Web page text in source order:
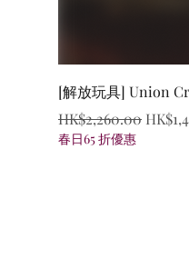
[解放玩具] Union
一般價格
HK$2,260.00 促銷
春日65 折優惠